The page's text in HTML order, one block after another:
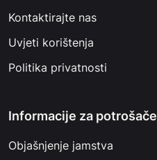
Kontaktirajte nas
Uvjeti korištenja
Politika privatnosti
Informacije za potrošače
Objašnjenje jamstva